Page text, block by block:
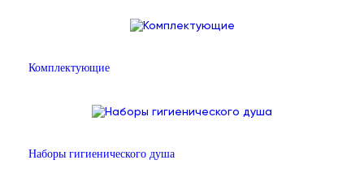
Комплектующие
Наборы гигиенического душа